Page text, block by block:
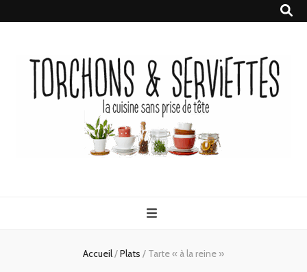
Serviettes
Accueil/Plats / Tarte « à la reine »